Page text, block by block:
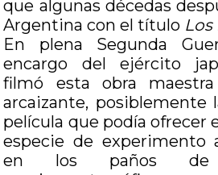
que algunas décedas
Argentina con el título Los
En plena Segunda
encargo del ejército
filmó esta obra
arcaizante, posiblemente
película que podía ofrecer
especie de experimento
en los paños de